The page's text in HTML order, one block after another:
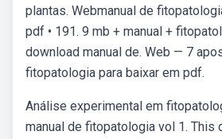
plantas. Webmanual de
pdf • 191. 9 mb + manual +
download manual de. Web — 7
fitopatologia para baixar em pdf.
Análise experimental em
manual de fitopatologia vol 1. This